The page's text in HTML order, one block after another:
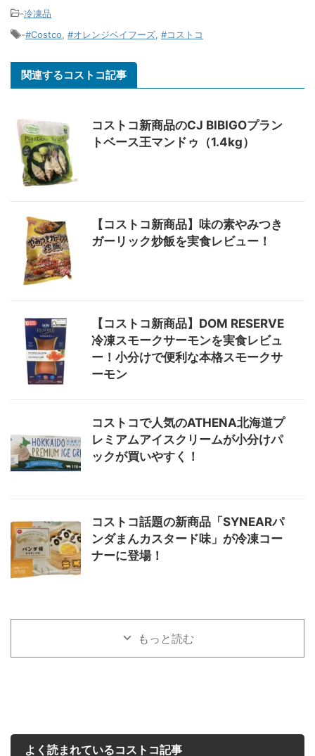
-冷凍品
-#Costco, #オレンジベイフーズ, #コストコ
関連するコストコ記事
コストコ新商品のCJ BIBIGOプラン
トベース王マンドゥ（1.4kg）
【コストコ新商品】味の素やみつき
ガーリック炒飯を実食レビュー！
【コストコ新商品】DOM RESERVE
冷凍スモークサーモンを実食レビュ
ー！小分けで便利な本格スモークサ
ーモン
コストコで人気のATHENA北海道プ
レミアムアイスクリームが小分けパ
ックが買いやすく！
コストコ話題の新商品「SYNEARパ
ンダまんカスタード味」が冷凍コー
ナーに登場！
もっと読む
よく読まれているコストコ記事